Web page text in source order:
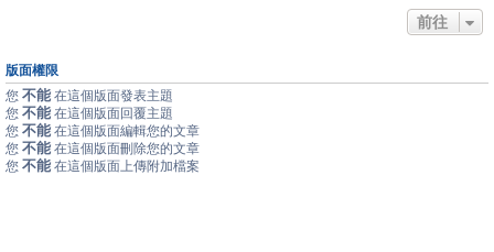
前往
版面權限
您 不能 在這個版面發表主題
您 不能 在這個版面回覆主題
您 不能 在這個版面編輯您的文章
您 不能 在這個版面刪除您的文章
您 不能 在這個版面上傳附加檔案